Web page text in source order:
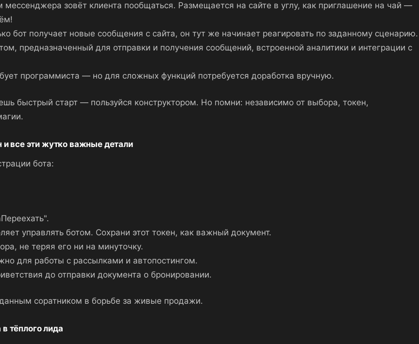
зовёт клиента пообщаться. Размещается на сайте в углу, как приглашение на чай —
бот получает новые сообщения с сайта, он тут же начинает реагировать по заданному сценарию.
предназначенный для отправки и получения сообщений, встроенной аналитики и интеграции с
программиста — но для сложных функций потребуется доработка вручную.
быстрый старт — пользуйся конструктором. Но помни: независимо от выбора, токен,
и все эти жутко важные детали
бота:
управлять ботом. Сохрани этот токен, как важный документ.
не теряя его ни на минуточку.
для работы с рассылками и автопостингом.
до отправки документа о бронировании.
соратником в борьбе за живые продажи.
тёплого лида